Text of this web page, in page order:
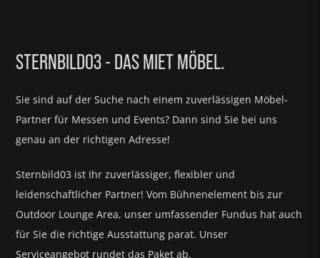
STERNBILD03 - DAS MIET MÖBEL.
Sie sind auf der Suche nach einem zuverlässigen Möbel-
Partner für Messen und Events? Dann sind Sie bei uns
genau an der richtigen Adresse!
Sternbild03 ist Ihr zuverlässiger, flexibler und
leidenschaftlicher Partner! Vom Bühnenelement bis zur
Outdoor Lounge Area, unser umfassender Fundus hat auch
für Sie die richtige Ausstattung parat. Unser
Serviceangebot rundet das Paket ab.